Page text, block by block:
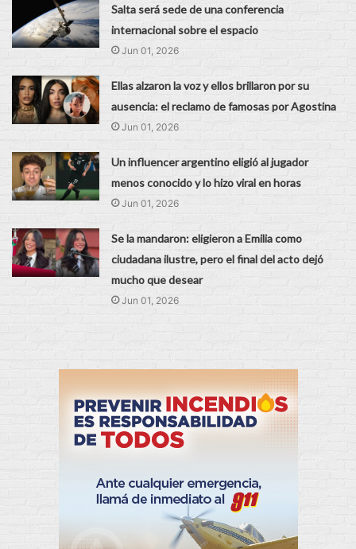
Salta será sede de una conferencia
internacional sobre el espacio
Jun 01, 2026
Ellas alzaron la voz y ellos brillaron por su
ausencia: el reclamo de famosas por Agostina
Jun 01, 2026
Un influencer argentino eligió al jugador
menos conocido y lo hizo viral en horas
Jun 01, 2026
Se la mandaron: eligieron a Emilia como
ciudadana ilustre, pero el final del acto dejó
mucho que desear
Jun 01, 2026